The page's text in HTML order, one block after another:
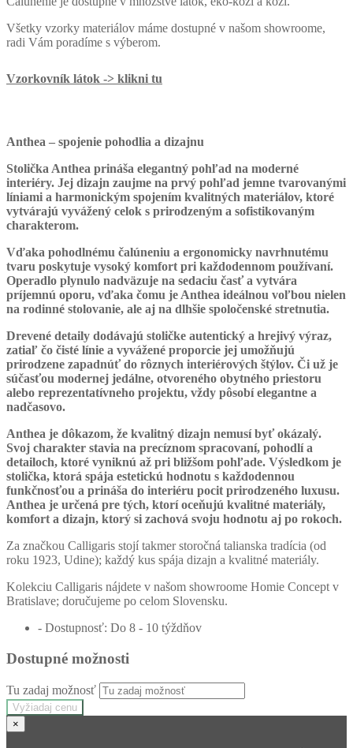
Všetky vzorky materiálov máme dostupné v našom showroome,
radi Vám poradíme s výberom.
Vzorkovník látok -> klikni tu
Anthea – spojenie pohodlia a dizajnu
Stolička Anthea prináša elegantný pohľad na moderné
interiéry. Jej dizajn zaujme na prvý pohľad jemne tvarovanými
líniami a harmonickým spojením kvalitných materiálov, ktoré
vytvárajú vyvážený celok s prirodzeným a sofistikovaným
charakterom.
Vďaka pohodlnému čalúneniu a ergonomicky navrhnutému
tvaru poskytuje vysoký komfort pri každodennom používaní.
Operadlo plynulo nadväzuje na sedaciu časť a vytvára
príjemnú oporu, vďaka čomu je Anthea ideálnou voľbou nielen
na rodinné stolovanie, ale aj na dlhšie spoločenské stretnutia.
Drevené detaily dodávajú stoličke autentický a hrejivý výraz,
zatiaľ čo čisté línie a vyvážené proporcie jej umožňujú
prirodzene zapadnúť do rôznych interiérových štýlov. Či už je
súčasťou modernej jedálne, otvoreného obytného priestoru
alebo reprezentatívneho projektu, vždy pôsobí elegantne a
nadčasovo.
Anthea je dôkazom, že kvalitný dizajn nemusí byť okázalý.
Svoj charakter stavia na precíznom spracovaní, pohodlí a
detailoch, ktoré vyniknú až pri bližšom pohľade. Výsledkom je
stolička, ktorá spája estetickú hodnotu s každodennou
funkčnosťou a prináša do interiéru pocit prirodzeného luxusu.
Anthea je určená pre tých, ktorí oceňujú kvalitné materiály,
komfort a dizajn, ktorý si zachová svoju hodnotu aj po rokoch.
Za značkou Calligaris stojí takmer storočná talianska tradícia (od
roku 1923, Udine); každý kus spája dizajn a kvalitné materiály.
Kolekciu Calligaris nájdete v našom showroome Homie Concept v
Bratislave; doručujeme po celom Slovensku.
- Dostupnosť: Do 8 - 10 týždňov
Dostupné možnosti
Tu zadaj možnosť
Vyžiadaj cenu
×